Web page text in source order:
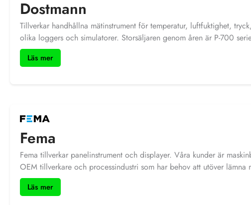
Dostmann
Tillverkar handhållna mätinstrument för temperatur, luftfuktighet,
olika loggers och simulatorer. Storsäljaren genom åren är P-700
ofta används som referensinstrument till kunder som har
Sika eller Tradinco.
Läs mer
Fema
Fema tillverkar panelinstrument och displayer. Våra kunder är
OEM tillverkare och processindustri som har behov att utöver lämna
till sitt PLC-system har behov av att visa värden lokalt i processen.
Läs mer